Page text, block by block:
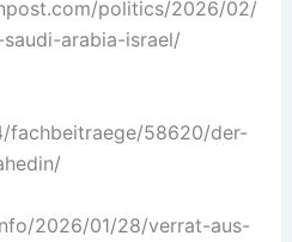
politics/2026/02/
arabia-israel/
58620/der-
2026/01/28/verrat-aus-